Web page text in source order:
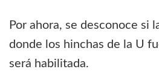
Por ahora, se desconoce si
donde los hinchas de la U
será habilitada.